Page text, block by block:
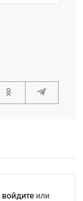
войдите или